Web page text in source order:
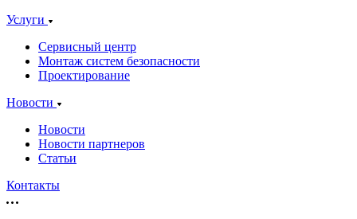
Услуги
Сервисный центр
Монтаж систем безопасности
Проектирование
Новости
Новости
Новости партнеров
Статьи
Контакты